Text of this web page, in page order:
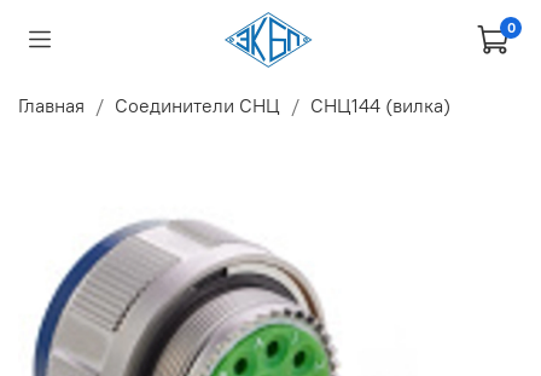
0
Главная Соединители СНЦ СНЦ144 (вилка)